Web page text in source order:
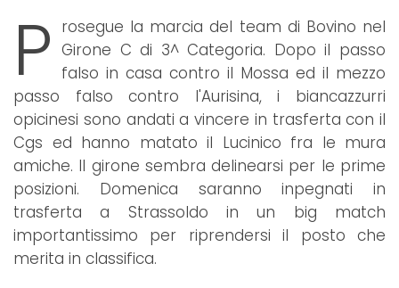
P rosegue la marcia del team di Bovino nel
Girone C di 3^ Categoria. Dopo il passo
falso in casa contro il Mossa ed il mezzo
passo falso contro l'Aurisina, i biancazzurri
opicinesi sono andati a vincere in trasferta con il
Cgs ed hanno matato il Lucinico fra le mura
amiche. Il girone sembra delinearsi per le prime
posizioni. Domenica saranno inpegnati in
trasferta a Strassoldo in un big match
importantissimo per riprendersi il posto che
merita in classifica.